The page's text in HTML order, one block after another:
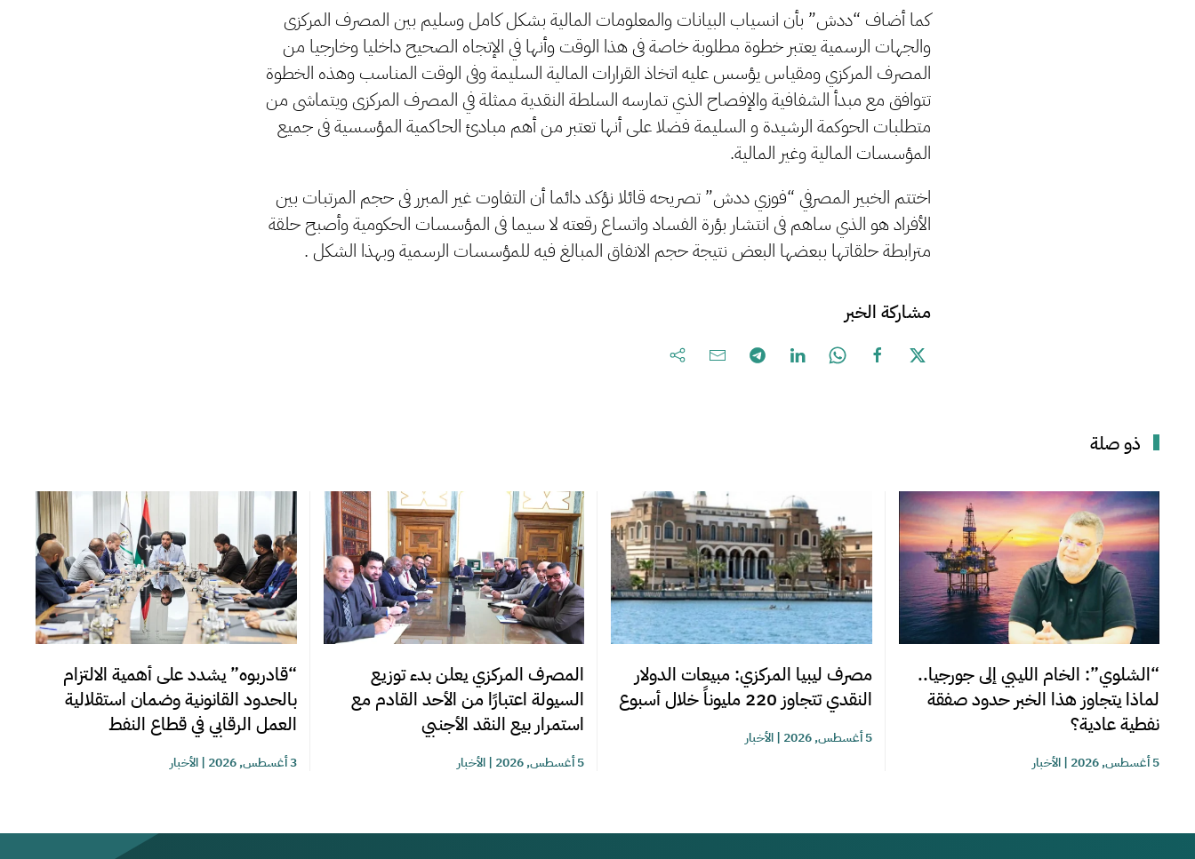
كما أضاف “ددش” بأن انسياب البيانات والمعلومات المالية بشكل كامل وسليم بين المصرف المركزى
والجهات الرسمية يعتبر خطوة مطلوبة خاصة فى هذا الوقت وأنها في الإتجاه الصحيح داخليا وخارجيا من
المصرف المركزي ومقياس يؤسس عليه اتخاذ القرارات المالية السليمة وفى الوقت المناسب وهذه الخطوة
تتوافق مع مبدأ الشفافية والإفصاح الذي تمارسه السلطة النقدية ممثلة في المصرف المركزى ويتماشى من
متطلبات الحوكمة الرشيدة و السليمة فضلا على أنها تعتبر من أهم مبادئ الحاكمية المؤسسية فى جميع
المؤسسات المالية وغير المالية.
اختتم الخبير المصرفي “فوزي ددش” تصريحه قائلا نؤكد دائما أن التفاوت غير المبرر فى حجم المرتبات بين
الأفراد هو الذي ساهم فى انتشار بؤرة الفساد واتساع رقعته لا سيما فى المؤسسات الحكومية وأصبح حلقة
مترابطة حلقاتها ببعضها البعض نتيجة حجم الانفاق المبالغ فيه للمؤسسات الرسمية وبهذا الشكل .
مشاركة الخبر
ذو صلة
“الشلوي”: الخام الليبي إلى جورجيا..
لماذا يتجاوز هذا الخبر حدود صفقة
نفطية عادية؟
5 أغسطس, 2026 |الأخبار
مصرف ليبيا المركزي: مبيعات الدولار
النقدي تتجاوز 220 مليوناً خلال أسبوع
5 أغسطس, 2026 |الأخبار
المصرف المركزي يعلن بدء توزيع
السيولة اعتبارًا من الأحد القادم مع
استمرار بيع النقد الأجنبي
5 أغسطس, 2026 |الأخبار
“قادربوه” يشدد على أهمية الالتزام
بالحدود القانونية وضمان استقلالية
العمل الرقابي في قطاع النفط
3 أغسطس, 2026 |الأخبار